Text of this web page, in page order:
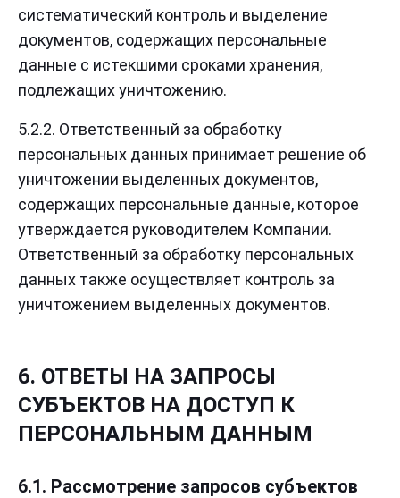
систематический контроль и выделение
документов, содержащих персональные
данные с истекшими сроками хранения,
подлежащих уничтожению.
5.2.2. Ответственный за обработку
персональных данных принимает решение об
уничтожении выделенных документов,
содержащих персональные данные, которое
утверждается руководителем Компании.
Ответственный за обработку персональных
данных также осуществляет контроль за
уничтожением выделенных документов.
6. ОТВЕТЫ НА ЗАПРОСЫ
СУБЪЕКТОВ НА ДОСТУП К
ПЕРСОНАЛЬНЫМ ДАННЫМ
6.1. Рассмотрение запросов субъектов